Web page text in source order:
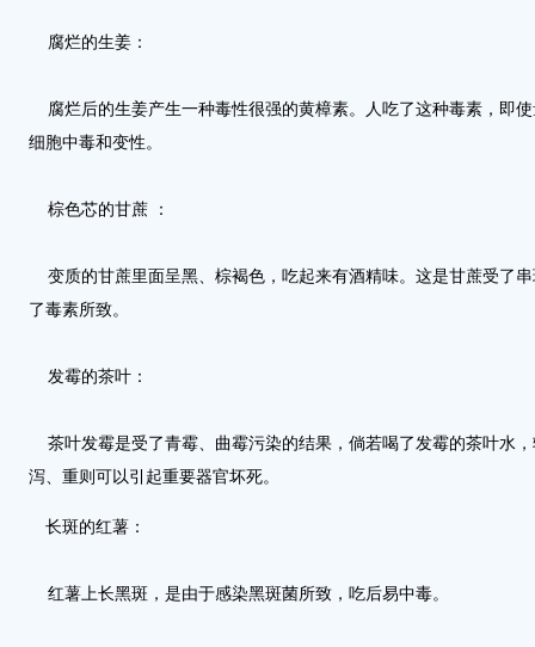
腐烂的生姜：
腐烂后的生姜产生一种毒性很强的黄樟素。人吃了这种毒素，即
细胞中毒和变性。
棕色芯的甘蔗 ：
变质的甘蔗里面呈黑、棕褐色，吃起来有酒精味。这是甘蔗受了
了毒素所致。
发霉的茶叶：
茶叶发霉是受了青霉、曲霉污染的结果，倘若喝了发霉的茶叶水
泻、重则可以引起重要器官坏死。
长斑的红薯：
红薯上长黑斑，是由于感染黑斑菌所致，吃后易中毒。